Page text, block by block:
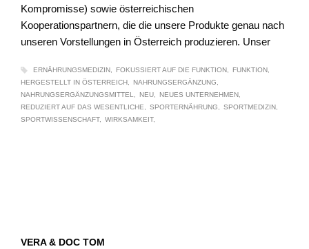
Kompromisse) sowie österreichischen
Kooperationspartnern, die die unsere Produkte genau nach
unseren Vorstellungen in Österreich produzieren. Unser
ERNÄHRUNGSMEDIZIN FOKUSSIERT AUF DIE FUNKTION
FUNKTION
HERGESTELLT IN ÖSTERREICH
NAHRUNGSERGÄNZUNG
NAHRUNGSERGÄNZUNGSMITTEL
NEU
NEUES UNTERNEHMEN
REDUZIERT AUF DAS WESENTLICHE
SPORTERNÄHRUNG
SPORTMEDIZIN
SPORTWISSENSCHAFT
WIRKSAMKEIT
VERA & DOC TOM